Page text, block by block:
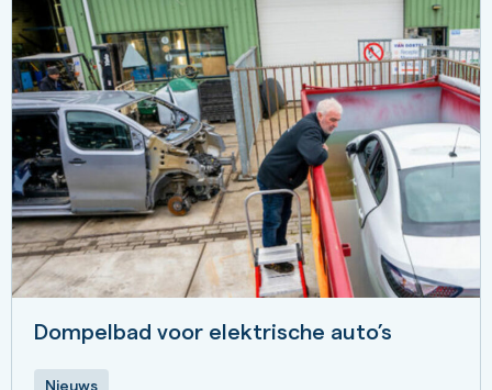
Dompelbad voor elektrische auto’s
Nieuws